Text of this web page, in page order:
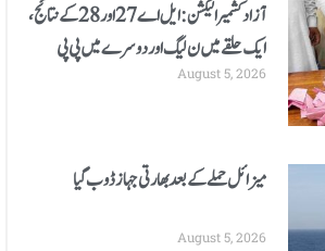
آزادکشمیر الیکشن: ایل اے 27 اور 28 کے نتائج،
ایک حلقے میں ن لیگ اور دوسرے میں پی پی
کامیاب
August 5, 2026
میزائل حملے کے بعد بھارتی جہاز ڈوب گیا
August 5, 2026